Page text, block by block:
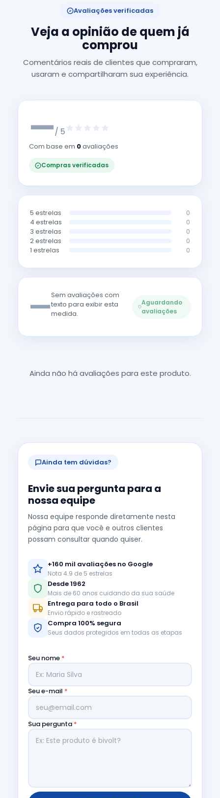
Avaliações verificadas
Veja a opinião de quem já
comprou
Comentários reais de clientes que compraram,
usaram e compartilharam sua experiência.
—/ 5
Com base em 0avaliações
Compras verificadas
5 estrelas 0
4 estrelas 0
3 estrelas 0
2 estrelas 0
1 estrelas 0
—Sem avaliações com
texto para exibir esta
medida.
Aguardando
avaliações
Ainda não há avaliações para este produto.
Ainda tem dúvidas?
Envie sua pergunta para a
nossa equipe
Nossa equipe responde diretamente nesta
página para que você e outros clientes
possam consultar quando quiser.
+160 mil avaliações no Google
Nota 4.9 de 5 estrelas
Desde 1962
Mais de 60 anos cuidando da sua saúde
Entrega para todo o Brasil
Envio rápido e rastreado
Compra 100% segura
Seus dados protegidos em todas as etapas
Seu nome *
Seu e-mail *
Sua pergunta *